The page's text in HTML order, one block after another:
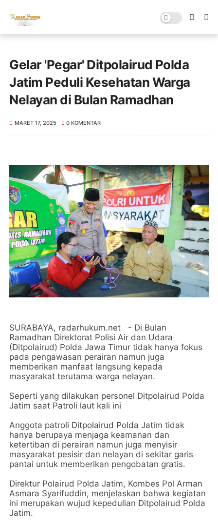
Gelar 'Pegar' Ditpolairud Polda
Jatim Peduli Kesehatan Warga
Nelayan di Bulan Ramadhan
MARET 17, 2025 0 KOMENTAR
SURABAYA, radarhukum.net - Di Bulan
Ramadhan Direktorat Polisi Air dan Udara
(Ditpolairud) Polda Jawa Timur tidak hanya fokus
pada pengawasan perairan namun juga
memberikan manfaat langsung kepada
masyarakat terutama warga nelayan.
Seperti yang dilakukan personel Ditpolairud Polda
Jatim saat Patroli laut kali ini
Anggota patroli Ditpolairud Polda Jatim tidak
hanya berupaya menjaga keamanan dan
ketertiban di perairan namun juga menyisir
masyarakat pesisir dan nelayan di sekitar garis
pantai untuk memberikan pengobatan gratis.
Direktur Polairud Polda Jatim, Kombes Pol Arman
Asmara Syarifuddin, menjelaskan bahwa kegiatan
ini merupakan wujud kepedulian Ditpolairud Polda
Jatim.